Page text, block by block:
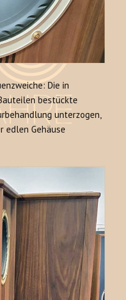
Die in
bestückte
unterzogen,
edlen Gehäuse